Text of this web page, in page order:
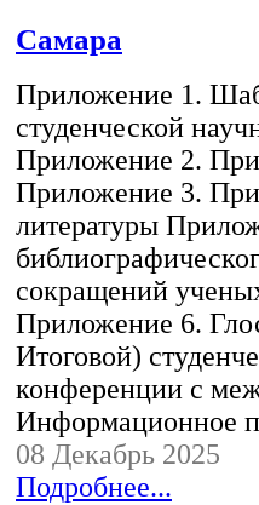
Самара
Приложение 1.
студенческой
Приложение 2.
Приложение 3.
литературы
сокращений
Приложение 6.
Итоговой)
конференции c
Информационное
08 Декабрь 2025
Подробнее...